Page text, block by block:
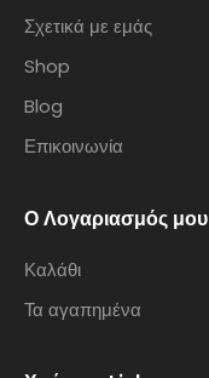
Σχετικά με εμάς
Shop
Blog
Επικοινωνία
Ο Λογαριασμός μου
Καλάθι
Τα αγαπημένα